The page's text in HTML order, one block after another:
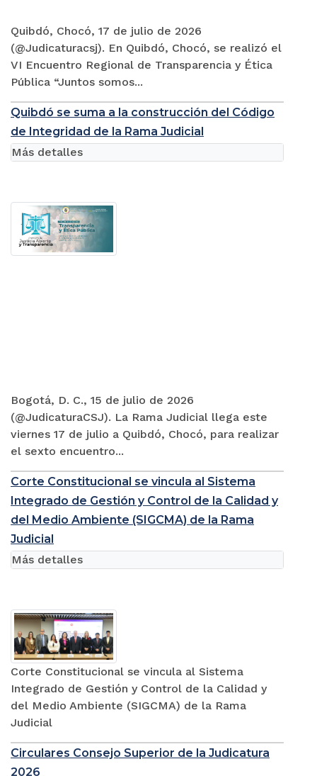
Quibdó, Chocó, 17 de julio de 2026
(@Judicaturacsj). En Quibdó, Chocó, se realizó el
VI Encuentro Regional de Transparencia y Ética
Pública “Juntos somos...
Quibdó se suma a la construcción del Código
de Integridad de la Rama Judicial
Bogotá, D. C., 15 de julio de 2026
(@JudicaturaCSJ). La Rama Judicial llega este
viernes 17 de julio a Quibdó, Chocó, para realizar
el sexto encuentro...
Más detalles
Corte Constitucional se vincula al Sistema
Integrado de Gestión y Control de la Calidad y
del Medio Ambiente (SIGCMA) de la Rama
Judicial
Corte Constitucional se vincula al Sistema
Integrado de Gestión y Control de la Calidad y
del Medio Ambiente (SIGCMA) de la Rama
Judicial
Más detalles
Circulares Consejo Superior de la Judicatura
2026